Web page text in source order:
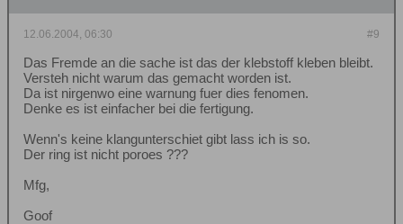
#9
12.06.2004, 06:30
Das Fremde an die sache ist das der klebstoff kleben bleibt.
Versteh nicht warum das gemacht worden ist.
Da ist nirgenwo eine warnung fuer dies fenomen.
Denke es ist einfacher bei die fertigung.
Wenn's keine klangunterschiet gibt lass ich is so.
Der ring ist nicht poroes ???
Mfg,
Goof